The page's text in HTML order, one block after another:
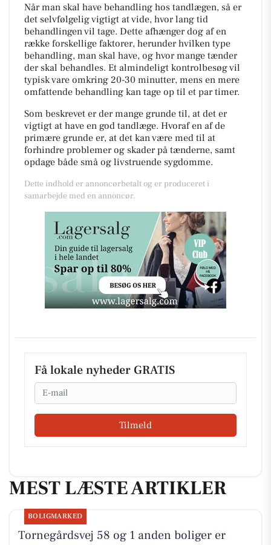
Når man skal have behandling hos tandlægen, så er
det selvfølgelig vigtigt at vide, hvor lang tid
behandlingen vil tage. Dette afhænger dog af en
række forskellige faktorer, herunder hvilken type
behandling, man skal have, og hvor mange tænder
der skal behandles. Et almindeligt kontrolbesøg vil
typisk vare omkring 20-30 minutter, mens en mere
omfattende behandling kan tage op til et par timer.
Som beskrevet er der mange grunde til, at det er
vigtigt at have en god tandlæge. Hvoraf en af de
primære grunde er, at det kan være med til at
forhindre problemer og skader på tænderne, samt
opdage både små og livstruende sygdomme.
Dette indhold er annoncørbetalt og er produceret i
samarbejde med en annoncør.
Få lokale nyheder GRATIS
Email
Tilmeld
MEST LÆSTE ARTIKLER
BOLIGMARKED
Tornegårdsvej 58 og 1 anden boliger er